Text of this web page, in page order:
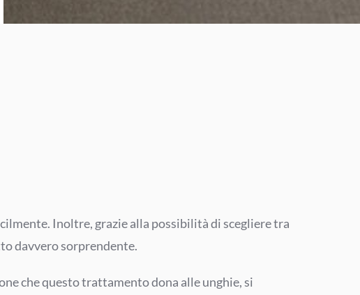
Inoltre, grazie alla possibilità di scegliere tra
davvero sorprendente.
che questo trattamento dona alle unghie, si